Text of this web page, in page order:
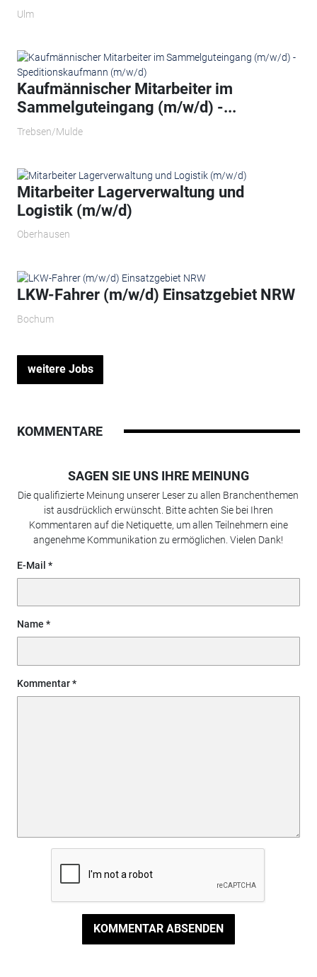
Ulm
Kaufmännischer Mitarbeiter im
Sammelguteingang (m/w/d) -...
Trebsen/Mulde
Mitarbeiter Lagerverwaltung und
Logistik (m/w/d)
Oberhausen
LKW-Fahrer (m/w/d) Einsatzgebiet NRW
Bochum
weitere Jobs
KOMMENTARE
SAGEN SIE UNS IHRE MEINUNG
Die qualifizierte Meinung unserer Leser zu allen Branchenthemen
ist ausdrücklich erwünscht. Bitte achten Sie bei Ihren
Kommentaren auf die Netiquette, um allen Teilnehmern eine
angenehme Kommunikation zu ermöglichen. Vielen Dank!
E-Mail
Name
Kommentar
KOMMENTAR ABSENDEN